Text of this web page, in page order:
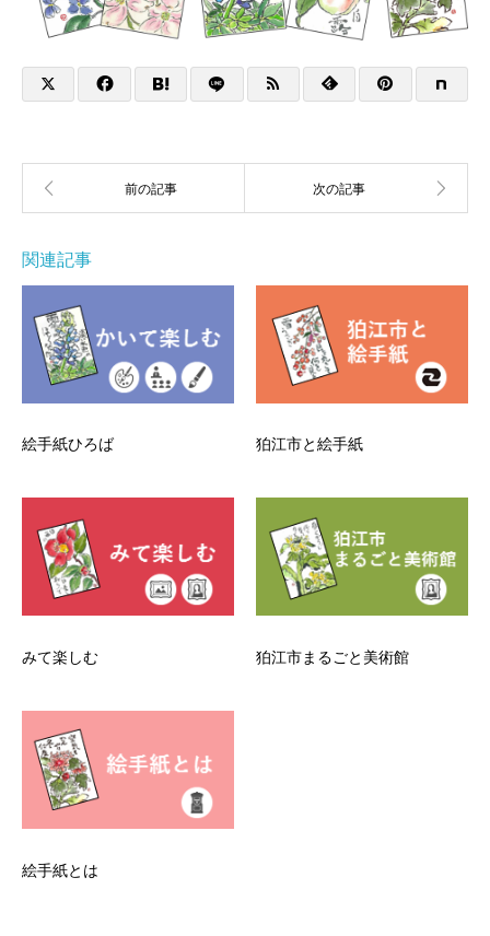
関連記事
絵手紙ひろば 狛江市と絵手紙
みて楽しむ 狛江市まるごと美術館
絵手紙とは